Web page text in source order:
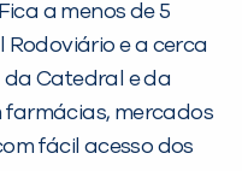
a menos de 5
Rodoviário e a cerca
da Catedral e da
farmácias, mercados
fácil acesso dos